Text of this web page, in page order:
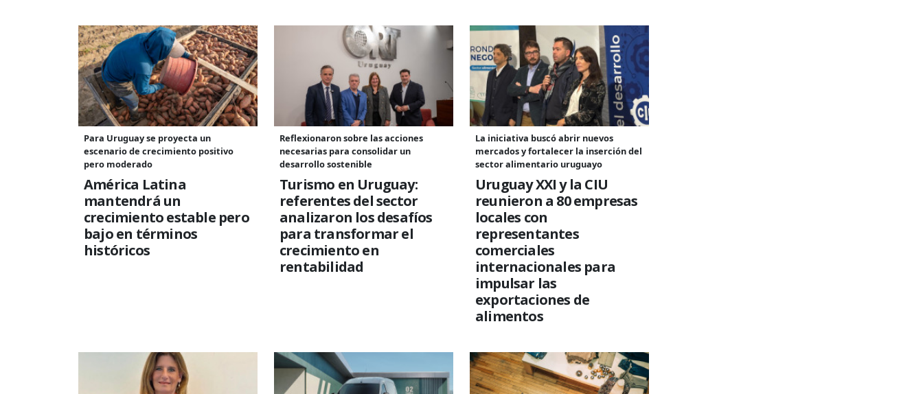
Para Uruguay se proyecta un
escenario de crecimiento positivo
pero moderado
América Latina
mantendrá un
crecimiento estable pero
bajo en términos
históricos
Reflexionaron sobre las acciones
necesarias para consolidar un
desarrollo sostenible
Turismo en Uruguay:
referentes del sector
analizaron los desafíos
para transformar el
crecimiento en
rentabilidad
La iniciativa buscó abrir nuevos
mercados y fortalecer la inserción del
sector alimentario uruguayo
Uruguay XXI y la CIU
reunieron a 80 empresas
locales con
representantes
comerciales
internacionales para
impulsar las
exportaciones de
alimentos